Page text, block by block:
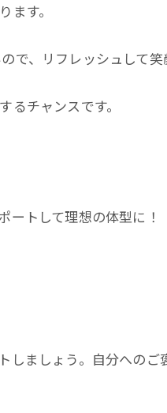
す。
、リフレッシュして笑
チャンスです。
ートして理想の体型に！
ましょう。自分へのご